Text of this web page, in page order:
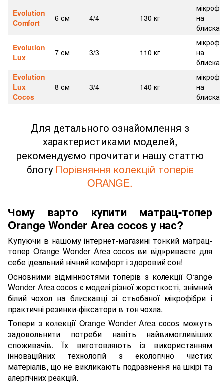
Evolution
Comfort
6 см 4/4 130 кг
на
Evolution
Lux
7 см 3/3 110 кг
на
Evolution
Lux
Cocos
8 см 3/4 140 кг
на
Для детального ознайомлення з
характеристиками моделей,
рекомендуємо прочитати нашу статтю
блогу Порівняння колекцій топерів
ORANGE.
Чому варто купити матрац-топер
Orange Wonder Area cocos у нас?
Купуючи в нашому інтернет-магазині тонкий матрац-
топер Orange Wonder Area cocos ви відкриваєте для
себе ідеальний нічний комфорт і здоровий сон!
Основними відмінностями топерів з колекції Orange
Wonder Area cocos є моделі різної жорсткості, знімний
білий чохол на блискавці зі стьобаної мікрофібри і
практичні резинки-фіксатори в тон чохла.
Топери з колекції Orange Wonder Area cocos можуть
задовольнити потреби навіть найвимогливіших
споживачів. Їх виготовляють із використанням
інноваційних технологій з екологічно чистих
матеріалів, що не викликають подразнення на шкірі та
алергічних реакцій.